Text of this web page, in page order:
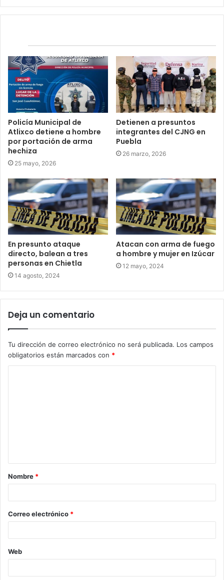
Policía Municipal de
Atlixco detiene a hombre
por portación de arma
hechiza
25 mayo, 2026
Detienen a presuntos
integrantes del CJNG en
Puebla
26 marzo, 2026
En presunto ataque
directo, balean a tres
personas en Chietla
14 agosto, 2024
Atacan con arma de fuego
a hombre y mujer en Izúcar
12 mayo, 2024
Deja un comentario
Tu dirección de correo electrónico no será publicada. Los campos
obligatorios están marcados con *
Nombre *
Correo electrónico *
Web